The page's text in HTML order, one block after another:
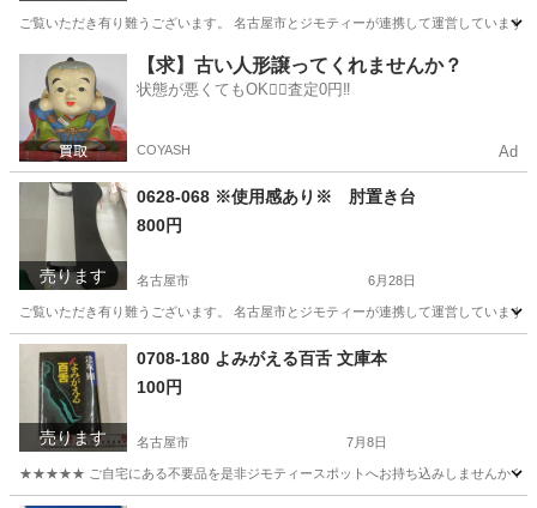
ご覧いただき有り難うございます。 名古屋市とジモティーが連携して運営してい
名古屋市 食器 リユース
【求】古い人形譲ってくれませんか？
状態が悪くてもOK🙆‍♀️査定0円‼️
COYASH Ad
売ります
0628-068 ※使用感あり※ 肘置き台
800円
名古屋市 6月28日
ご覧いただき有り難うございます。 名古屋市とジモティーが連携して運営してい
愛知 名古屋市 オフィス用家具 リユース
売ります
0708-180 よみがえる百舌 文庫本
100円
名古屋市 7月8日
★★★★★ ご自宅にある不要品を是非ジモティースポットへお持ち込みしませんか？